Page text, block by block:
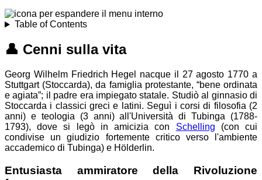
Table of Contents
👤 Cenni sulla vita
Georg Wilhelm Friedrich Hegel nacque il 27 agosto 1770 a
Stuttgart (Stoccarda), da famiglia protestante, “bene ordinata
e agiata”; il padre era impiegato statale. Studiò al ginnasio di
Stoccarda i classici greci e latini. Seguì i corsi di filosofia (2
anni) e teologia (3 anni) all'Università di Tubinga (1788-
1793), dove si legò in amicizia con Schelling (con cui
condivise un giudizio fortemente critico verso l'ambiente
accademico di Tubinga) e Hölderlin.
Entusiasta ammiratore della Rivoluzione